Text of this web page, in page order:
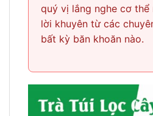
quý vị lắng nghe cơ thể
lời khuyên từ các
bất kỳ băn khoăn nào.